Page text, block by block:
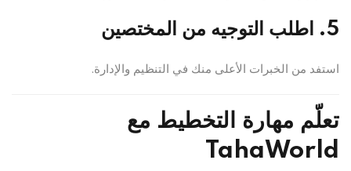
5. اطلب التوجيه من المختصين
استفد من الخبرات الأعلى منك في التنظيم والإدارة.
تعلّم مهارة التخطيط مع
TahaWorld